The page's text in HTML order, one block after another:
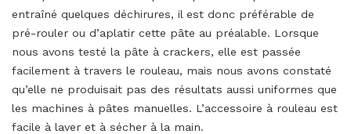
entraîné quelques déchirures, il est donc préférable de
pré-rouler ou d’aplatir cette pâte au préalable. Lorsque
nous avons testé la pâte à crackers, elle est passée
facilement à travers le rouleau, mais nous avons constaté
qu’elle ne produisait pas des résultats aussi uniformes que
les machines à pâtes manuelles. L’accessoire à rouleau est
facile à laver et à sécher à la main.